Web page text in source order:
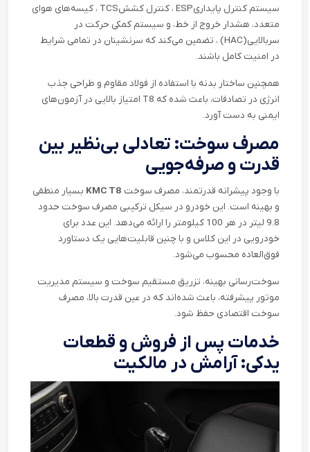
سیستم کنترل پایداریESP ، کنترل کششTCS ، کیسه‌های هوای
متعدد، هشدار خروج از خط، و سیستم کمکی حرکت در
سربالایی(HAC) ، تضمین می‌کند که سرنشینان در تمامی شرایط
در امنیت کامل باشند.
همچنین ساختار بدنه با استفاده از فولاد مقاوم و طراحی جذب
انرژی در تصادفات، باعث شده که T8 امتیاز بالایی در آزمون‌های
ایمنی به دست آورد.
مصرف سوخت: تعادلی بی‌نظیر بین
قدرت و صرفه‌جویی
با وجود پیشرانه قدرتمند، مصرف سوخت KMC T8 بسیار منطقی
و بهینه است. این خودرو در سیکل ترکیبی مصرف سوخت حدود
9.8 لیتر در هر 100 کیلومتر را ارائه می‌دهد. این عدد برای
خودرویی در این کلاس و با چنین قابلیت‌هایی یک دستاورد
فوق‌العاده محسوب می‌شود.
سوخت‌رسانی بهینه، تزریق مستقیم سوخت و سیستم مدیریت
موتور پیشرفته، باعث شده‌اند که در عین قدرت بالا، مصرف
سوخت اقتصادی حفظ شود.
خدمات پس از فروش و قطعات
یدکی: آرامش در مالکیت